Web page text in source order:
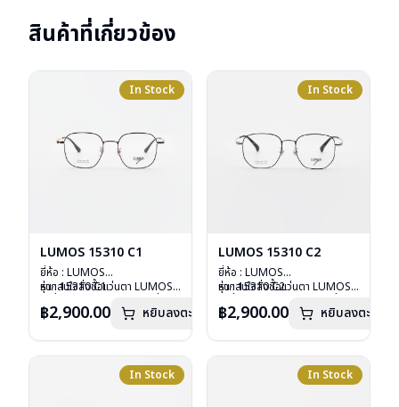
สินค้าที่เกี่ยวข้อง
In Stock
LUMOS 15310 C1
ยี่ห้อ : LUMOS
รุ่น : 15310 C1
เลนส์ : Demo Lens
น้ำหนัก : 16 กรัม
อุปกรณ์ : กล่องแว่น , ผ้าเช็ดแว่น
หากสนใจสั่งชื้อแว่นตา LUMOS
ลงไว้กรุณาติดต่อเราคลิก
฿2,900.00 หยิบลงตะกร้า
In Stock
LUMOS 15310 C2
ยี่ห้อ : LUMOS
รุ่น : 15310 C2
เลนส์ : Demo Lens
น้ำหนัก : 16 กรัม
อุปกรณ์ : กล่องแว่น , ผ้าเช็ดแว่น
หากสนใจสั่งชื้อแว่นตา LUMOS
ลงไว้กรุณาติดต่อเราคลิก
฿2,900.00 หยิบลงตะกร้า
In Stock In Stock